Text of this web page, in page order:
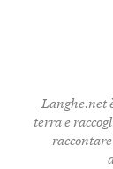
Langhe.net
terra e